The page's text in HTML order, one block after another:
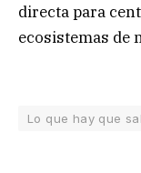
directa para
ecosistemas de
Lo que hay que